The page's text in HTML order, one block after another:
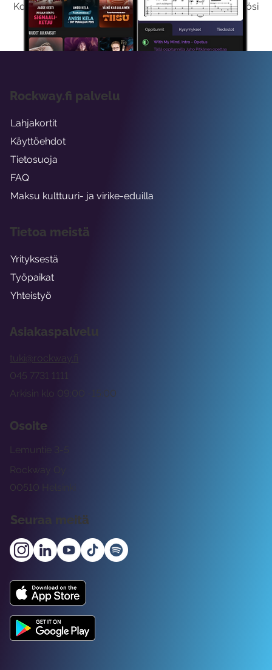
Kokeilemalla ilmaiseksi saat koko sisältömme käyttöösi
viikon ajaksi.
Asiakaspalvelu
tuki@rockway.fi
Arkisin klo 09:00 -15:00
045 7731 1111
Osoite
Rockway Oy
Lemuntie 3-5
00510 Helsinki
Seuraa meitä
Rockway.fi palvelu
Lahjakortit
Käyttöehdot
Tietosuoja
FAQ
Maksu kulttuuri- ja virike-eduilla
Tietoa meistä
Yrityksestä
Työpaikat
Yhteistyö